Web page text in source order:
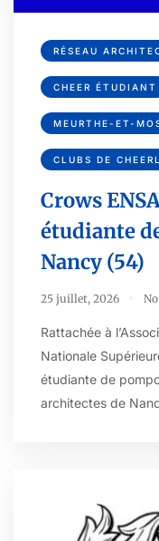
RÉSEAU
CHEER ÉTUDIANT
MEURTHE-ET-
CLUBS DE
Crows
étudiante
Nancy (54)
25 juillet, 2026
Rattachée à
Nationale
étudiante de
architectes de